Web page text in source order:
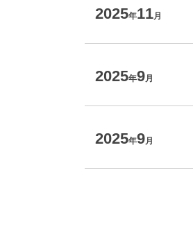
2025年11月
2025年9月
2025年9月